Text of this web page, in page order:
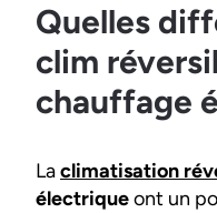
Quelles
clim
chauffage
Laclimatisation
électriqueont un